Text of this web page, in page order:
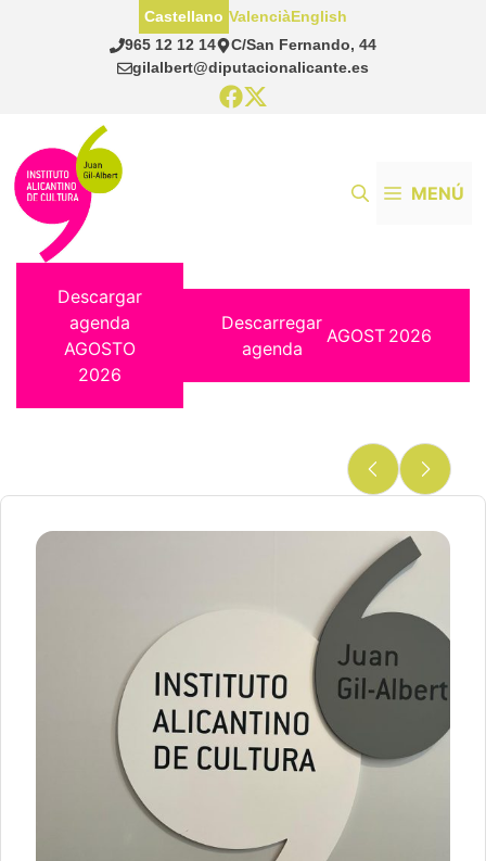
965 12 12 14
C/San Fernando, 44
gilalbert@diputacionalicante.es
Castellano ValenciàEnglish
MENÚ
Descargar
agenda
AGOSTO
2026
Descarregar
agenda
AGOST 2026